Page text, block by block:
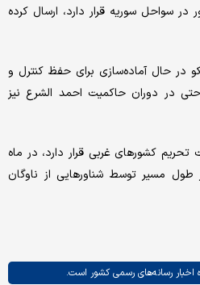
سواحل سوریه قرار دارد، ارسال کرده
در حال آماده‌سازی برای حفظ کنترل و
حتی در دوران حاکمیت احمد الشرع نیز
کشورهای غربی قرار دارد، در ماه
مسیر توسط شناورهایی از ناوگان
اخبار رسانه‌های رسمی کشور است.